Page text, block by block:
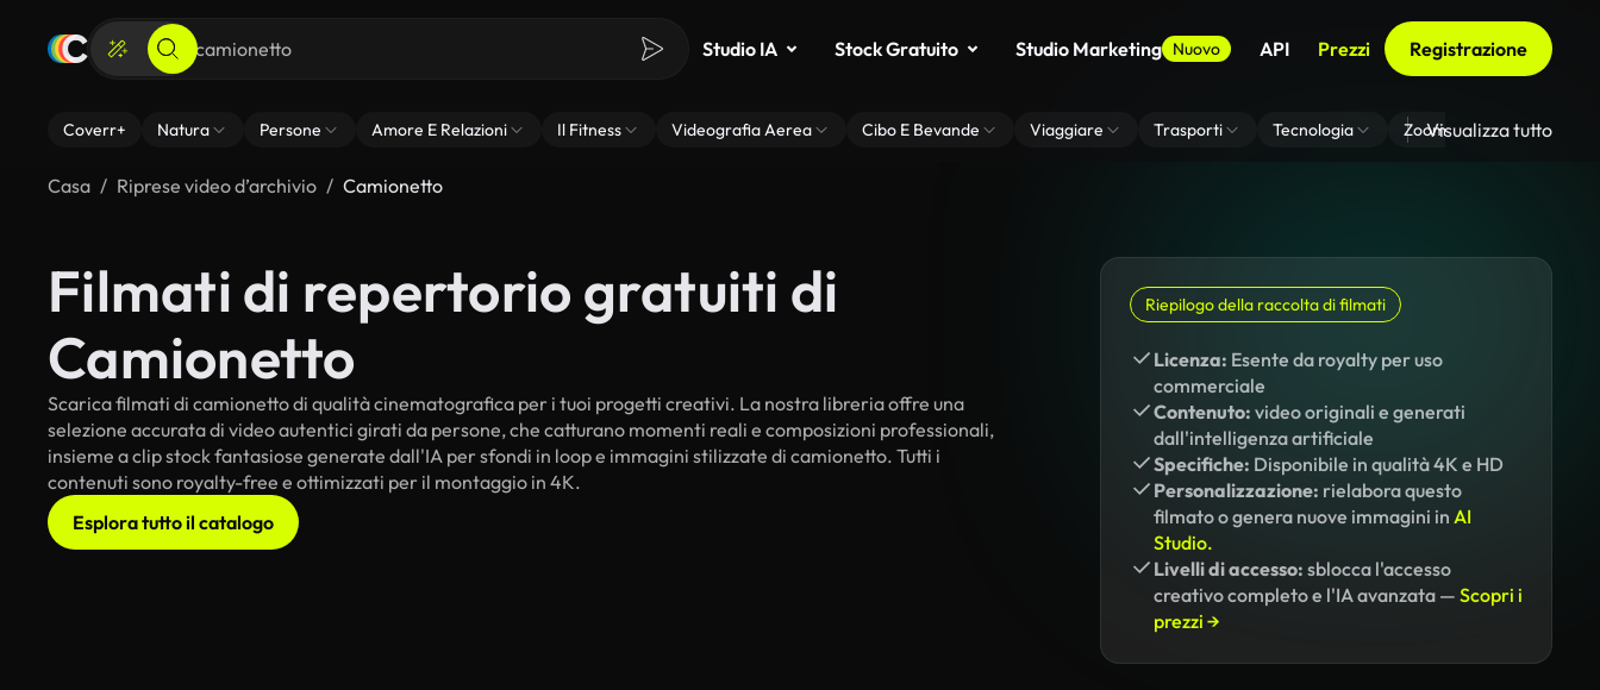
Studio IA Stock Gratuito Studio Marketing Nuovo API Prezzi Registrazione
Coverr+ Natura Persone Amore E Relazioni Il Fitness Videografia Aerea Cibo E Bevande Viaggiare Trasporti Tecnologia Zoom Di Sfondo Virtuale
Visualizza tutto
Casa Riprese video d’archivio Camionetto
Filmati di repertorio gratuiti di
Camionetto
Scarica filmati di camionetto di qualità cinematografica per i tuoi progetti creativi. La nostra libreria offre una
selezione accurata di video autentici girati da persone, che catturano momenti reali e composizioni professionali,
insieme a clip stock fantasiose generate dall'IA per sfondi in loop e immagini stilizzate di camionetto. Tutti i
contenuti sono royalty-free e ottimizzati per il montaggio in 4K.
Esplora tutto il catalogo
Riepilogo della raccolta di filmati
Licenza: Esente da royalty per uso
commerciale
Contenuto: video originali e generati
dall'intelligenza artificiale
Specifiche: Disponibile in qualità 4K e HD
Personalizzazione: rielabora questo
filmato o genera nuove immagini in AI
Studio.
Livelli di accesso: sblocca l'accesso
creativo completo e l'IA avanzata — Scopri i
prezzi →